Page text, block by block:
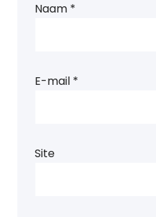
Naam *
E-mail *
Site